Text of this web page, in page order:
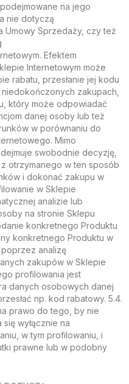
na jego
nie dotyczą
Umowy Sprzedaży, czy też
Efektem
Internetowym może
rabatu, przesłanie jej kodu
zakupach,
który może odpowiadać
danej osoby lub też
w porównaniu do
Mimo
swobodnie decyzję,
otrzymanego w ten sposób
i dokonać zakupu w
w Sklepie
analizie lub
na stronie Sklepu
konkretnego Produktu
konkretnego Produktu w
analizę
zakupów w Sklepie
profilowania jest
danych osobowych danej
np. kod rabatowy. 5.4.
prawo do tego, by nie
wyłącznie na
w tym profilowaniu, i
prawne lub w podobny